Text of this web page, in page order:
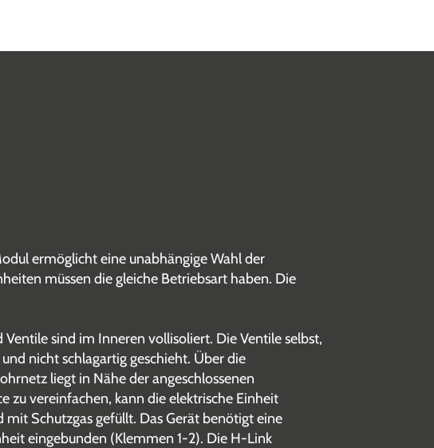
ermöglicht eine unabhängige Wahl der
müssen die gleiche Betriebsart haben. Die
sind im Inneren vollisoliert. Die Ventile selbst,
nicht schlagartig geschieht. Über die
liegt in Nähe der angeschlossenen
zu vereinfachen, kann die elektrische Einheit
mit Schutzgas gefüllt. Das Gerät benötigt eine
eingebunden (Klemmen 1-2). Die H-Link